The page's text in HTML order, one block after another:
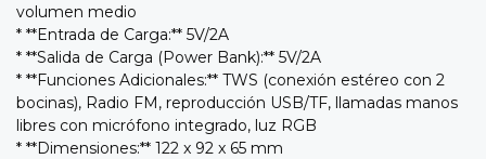
volumen medio
* **Entrada de Carga:** 5V/2A
* **Salida de Carga (Power Bank):** 5V/2A
* **Funciones Adicionales:** TWS (conexión estéreo con 2
bocinas), Radio FM, reproducción USB/TF, llamadas manos
libres con micrófono integrado, luz RGB
* **Dimensiones:** 122 x 92 x 65 mm